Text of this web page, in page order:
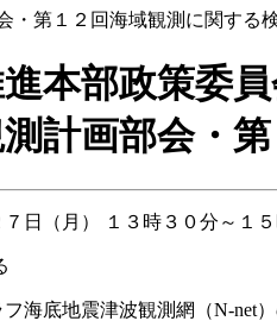
・第１２回海域観測に関する
本部政策委
計画部会・
（月） １３時３０分～１５
底地震津波観測網（N-net）